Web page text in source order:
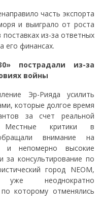
часть экспорта
и выиграло от роста
из-за ответных
его финансах.
пострадали из-за
войны
Эр-Рияда усилить
которые долгое время
за счет реальной
Местные критики в
внимание на
непомерно высокие
за консультирование по
город NEOM,
уже неоднократно
которому отменялись